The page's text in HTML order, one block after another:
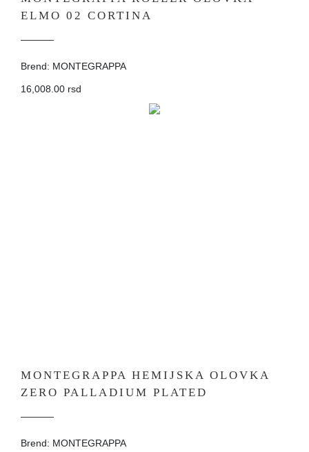
ELMO 02 CORTINA
Brend: MONTEGRAPPA
16,008.00 rsd
MONTEGRAPPA HEMIJSKA OLOVKA
ZERO PALLADIUM PLATED
Brend: MONTEGRAPPA